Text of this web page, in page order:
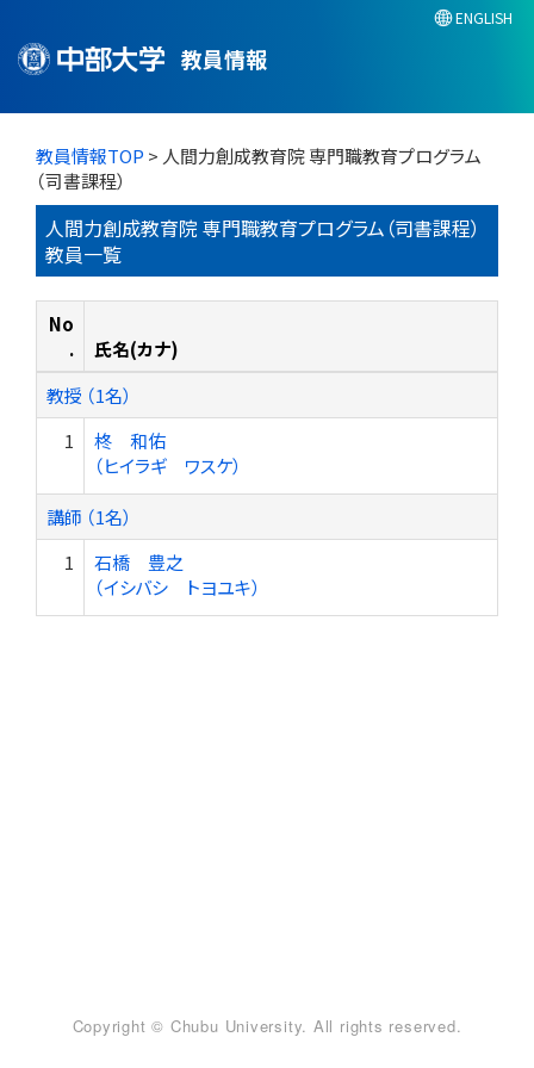
教員情報
ENGLISH
教員情報TOP > 人間力創成教育院 専門職教育プログラム
（司書課程）
人間力創成教育院 専門職教育プログラム（司書課程）
教員一覧
No
.
氏名(カナ)
教授 （1名）
1
柊 和佑
（ヒイラギ ワスケ）
講師 （1名）
1
石橋 豊之
（イシバシ トヨユキ）
Copyright © Chubu University. All rights reserved.